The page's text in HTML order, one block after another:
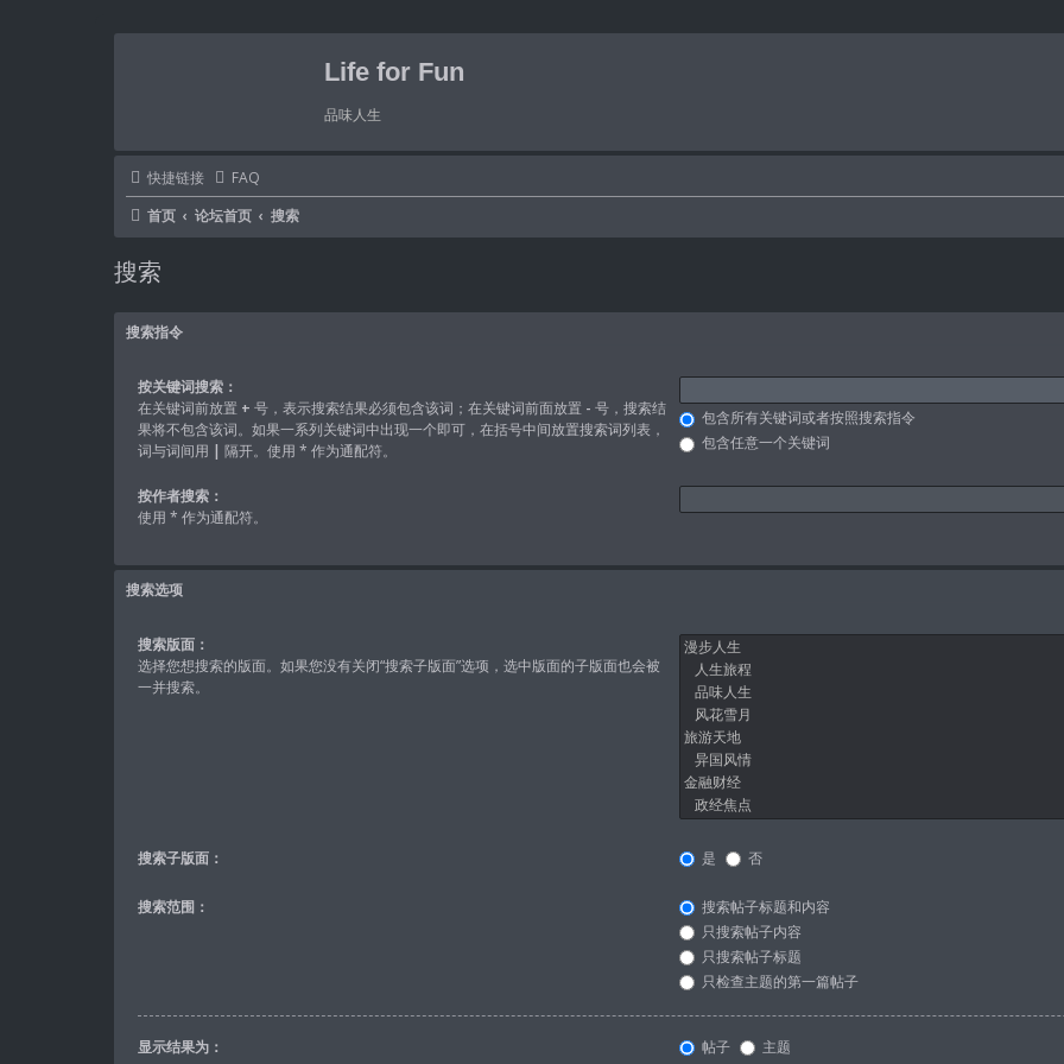
Life for Fun
品味人生
快捷链接 FAQ
首页
论坛首页 搜索
搜索
搜索指令
按关键词搜索：
在关键词前放置 + 号，表示搜索结果必须包含该词；在关键词前面放置 - 号，搜索结
果将不包含该词。如果一系列关键词中出现一个即可，在括号中间放置搜索词列表，
词与词间用 | 隔开。使用 * 作为通配符。
包含所有关键词或者按照搜索指令
包含任意一个关键词
按作者搜索：
使用 * 作为通配符。
搜索选项
搜索版面：
选择您想搜索的版面。如果您没有关闭“搜索子版面”选项，选中版面的子版面也会被
一并搜索。
搜索子版面： 是 否
搜索范围：
搜索帖子标题和内容
只搜索帖子内容
只搜索帖子标题
只检查主题的第一篇帖子
显示结果为： 帖子 主题